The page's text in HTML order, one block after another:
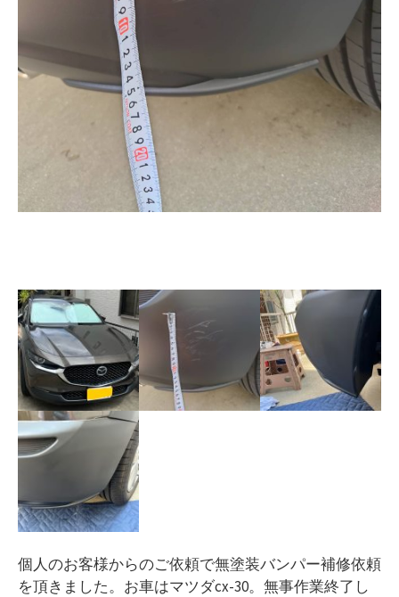
個人のお客様からのご依頼で無塗装バンパー補修依頼
を頂きました。お車はマツダcx-30。無事作業終了し